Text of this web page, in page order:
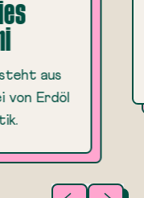
aus
von Erdöl
Vorheriges